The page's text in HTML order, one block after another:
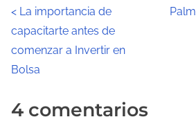
N
a
v
e
< La importancia de
capacitarte antes de
comenzar a Invertir en
Bolsa
4 comentarios